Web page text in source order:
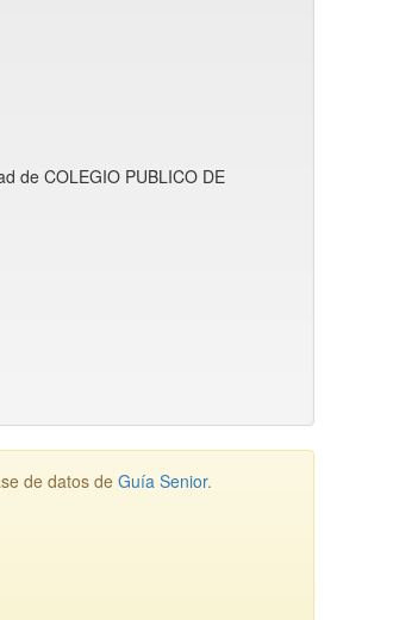
de COLEGIO PUBLICO DE
de datos deGuía Senior.